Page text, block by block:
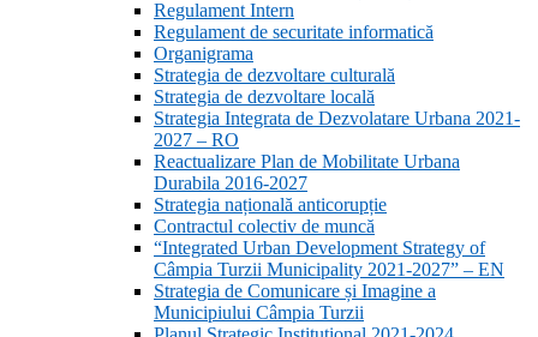
Regulament Intern
Regulament de securitate informatică
Organigrama
Strategia de dezvoltare culturală
Strategia de dezvoltare locală
Strategia Integrata de Dezvolatare Urbana 2021-
2027 – RO
Reactualizare Plan de Mobilitate Urbana
Durabila 2016-2027
Strategia națională anticorupție
Contractul colectiv de muncă
“Integrated Urban Development Strategy of
Câmpia Turzii Municipality 2021-2027” – EN
Strategia de Comunicare și Imagine a
Municipiului Câmpia Turzii